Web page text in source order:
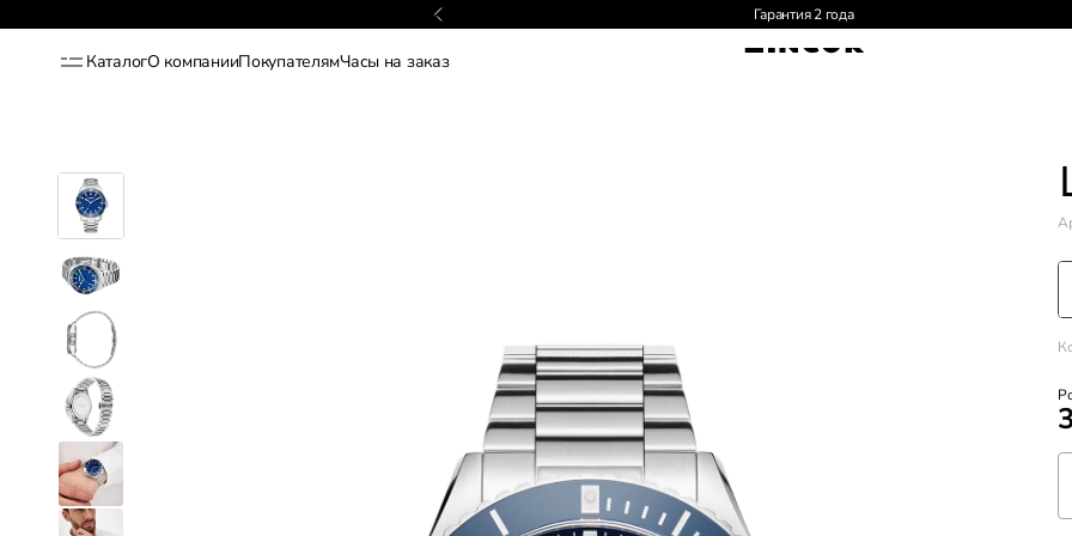
Доставка по России и СНГ
КаталогО компанииПокупателямЧасы на заказ